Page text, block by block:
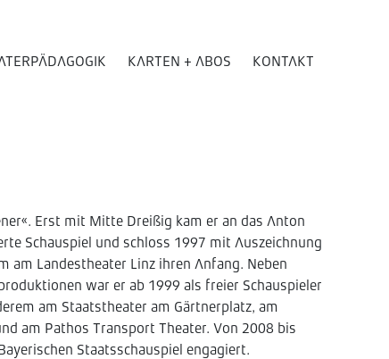
KARTEN + ABOS KONTAKT
Erst mit Mitte Dreißig kam er an das Anton
Schauspiel und schloss 1997 mit Auszeichnung
am Landestheater Linz ihren Anfang. Neben
war er ab 1999 als freier Schauspieler
am Staatstheater am Gärtnerplatz, am
am Pathos Transport Theater. Von 2008 bis
Staatsschauspiel engagiert.